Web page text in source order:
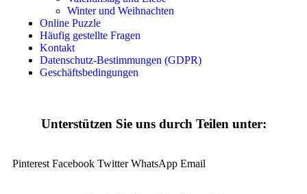
Winter und Weihnachten
Online Puzzle
Häufig gestellte Fragen
Kontakt
Datenschutz-Bestimmungen (GDPR)
Geschäftsbedingungen
Unterstützen Sie uns durch Teilen unter:
Pinterest Facebook Twitter WhatsApp Email